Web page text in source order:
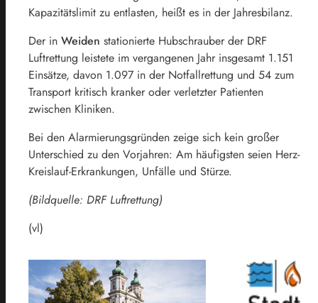
Kapazitätslimit zu entlasten, heißt es in der Jahresbilanz.
Der in Weiden stationierte Hubschrauber der DRF
Luftrettung leistete im vergangenen Jahr insgesamt 1.151
Einsätze, davon 1.097 in der Notfallrettung und 54 zum
Transport kritisch kranker oder verletzter Patienten
zwischen Kliniken.
Bei den Alarmierungsgründen zeige sich kein großer
Unterschied zu den Vorjahren: Am häufigsten seien Herz-
Kreislauf-Erkrankungen, Unfälle und Stürze.
(Bildquelle: DRF Luftrettung)
(vl)